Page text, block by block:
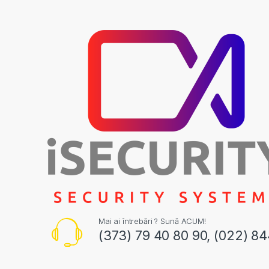
Mai ai întrebări ? Sună ACUM!
(373) 79 40 80 90, (022)